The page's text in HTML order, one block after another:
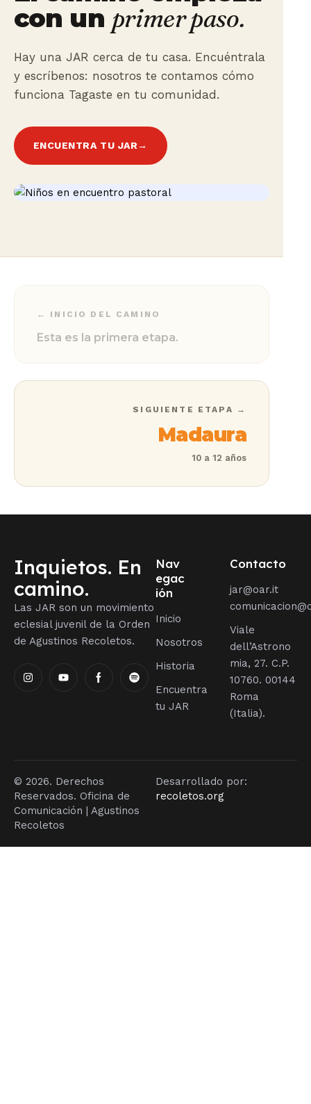
con un primer paso.
Hay una JAR cerca de tu casa. Encuéntrala
y escríbenos: nosotros te contamos cómo
funciona Tagaste en tu comunidad.
ENCUENTRA TU JAR→
← INICIO DEL CAMINO
Esta es la primera etapa.
SIGUIENTE ETAPA →
Madaura
10 a 12 años
Inquietos. En
camino.
Las JAR son un movimiento
eclesial juvenil de la Orden
de Agustinos Recoletos.
Nav
egac
ión
Inicio
Nosotros
Historia
Encuentra
tu JAR
Contacto
jar@oar.it
Viale
dell’Astrono
mia, 27. C.P.
10760. 00144
Roma
(Italia).
© 2026. Derechos
Reservados. Oficina de
Comunicación | Agustinos
Recoletos
Desarrollado por:
recoletos.org